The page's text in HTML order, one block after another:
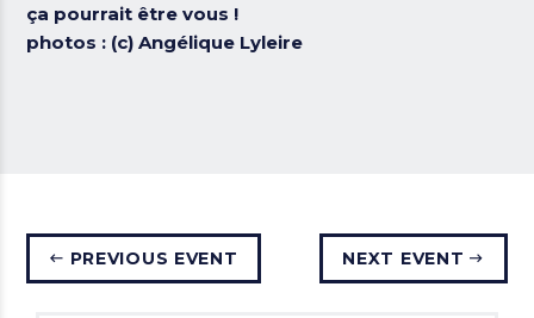
ça pourrait être vous !
photos : (c) Angélique Lyleire
PREVIOUS EVENT NEXT EVENT